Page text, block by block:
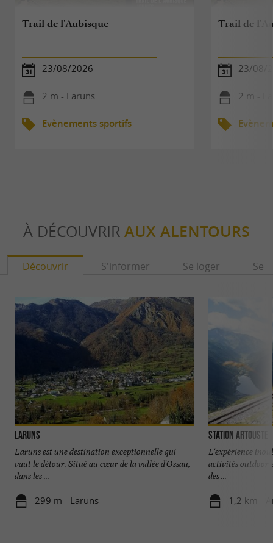
Trail de l'Aubisque
23/08/2026
2 m - Laruns
Evènements sportifs
Trail de
23/08/
2 m -
À DÉCOUVRIR AUX ALENTOURS
Découvrir S'informer Se loger Se
Laruns
Laruns est une destination exceptionnelle qui
vaut le détour. Situé au cœur de la vallée d'Ossau,
dans les ...
299 m - Laruns
Station Artouste
L'expérience
activités outdoor
des ...
1,2 km -